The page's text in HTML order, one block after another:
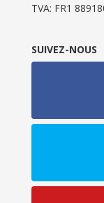
TVA: FR1
SUIVEZ-NOUS